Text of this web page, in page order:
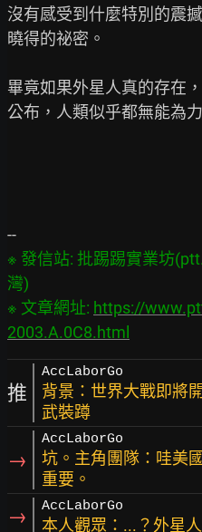
沒有感受到什麼特別的震
曉得的祕密。
畢竟如果外星人真的存在
公布，人類似乎都無能為力
※ 發信站: 批踢踢實業坊
灣)
※ 文章網址: https://
2003.A.0C8.html
推
AccLaborGo
背景：世界大戰即將
武裝蹲
→
AccLaborGo
坑。主角團隊：哇美
重要。
→ AccLaborGo
本人觀眾：...？外星